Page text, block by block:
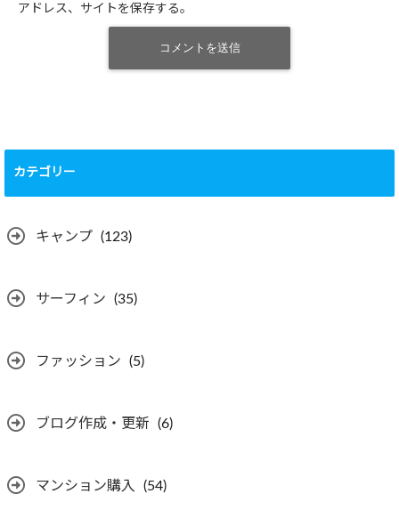
アドレス、サイトを保存する。
カテゴリー
キャンプ (123)
サーフィン (35)
ファッション (5)
ブログ作成・更新 (6)
マンション購入 (54)